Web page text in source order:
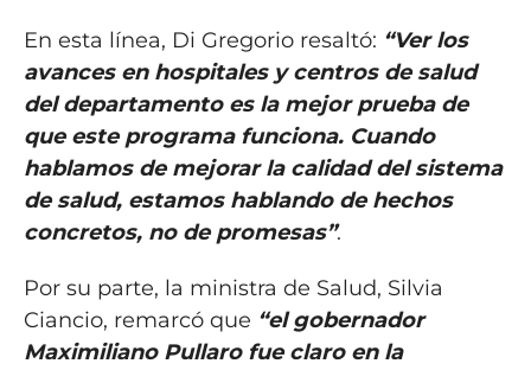
En esta línea, Di Gregorio resaltó: “Ver los
avances en hospitales y centros de salud
del departamento es la mejor prueba de
que este programa funciona. Cuando
hablamos de mejorar la calidad del sistema
de salud, estamos hablando de hechos
concretos, no de promesas”.
Por su parte, la ministra de Salud, Silvia
Ciancio, remarcó que “el gobernador
Maximiliano Pullaro fue claro en la